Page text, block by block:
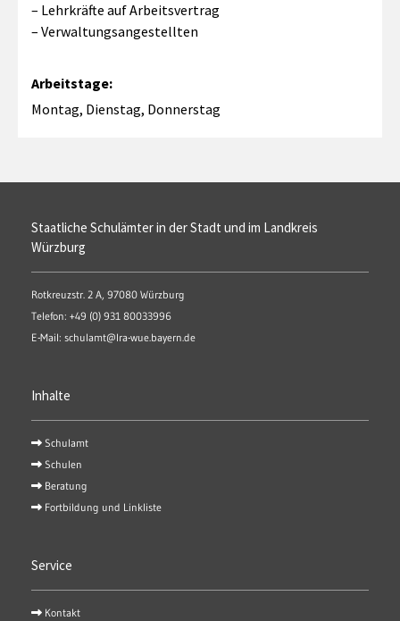
– Lehrkräfte auf Arbeitsvertrag
– Verwaltungsangestellten
Arbeitstage:
Montag, Dienstag, Donnerstag
Staatliche Schulämter in der Stadt und im Landkreis
Würzburg
Rotkreuzstr. 2 A, 97080 Würzburg
Telefon: +49 (0) 931 80033996
E-Mail: schulamt@lra-wue.bayern.de
Inhalte
 Schulamt
 Schulen
 Beratung
 Fortbildung und Linkliste
Service
 Kontakt